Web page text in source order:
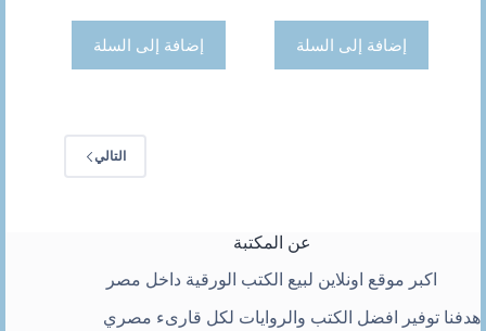
إضافة إلى السلة إضافة إلى السلة
التالي
عن المكتبة
اكبر موقع اونلاين لبيع الكتب الورقية داخل مصر
هدفنا توفير افضل الكتب والروايات لكل قارىء مصري